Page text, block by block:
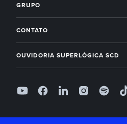
Novidades Superlógica
Imobiliárias
Módulo Financeiro
Controle de acesso
Superlógica IA
Entenda o Inadimplência Zero
Receber com boleto
GRUPO
Arbo
CONTATO
OUVIDORIA SUPERLÓGICA SCD
Seg à Sex, das 9h às 18h, exceto feriados